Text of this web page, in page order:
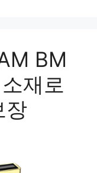
BM
재로
장